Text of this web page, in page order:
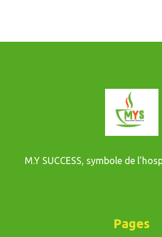
M.Y SUCCESS, symbole de
Pages